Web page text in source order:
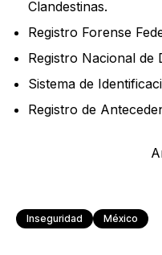
Clandestinas.
Registro Forense
Registro Nacional de
Sistema de
Registro de
Inseguridad México